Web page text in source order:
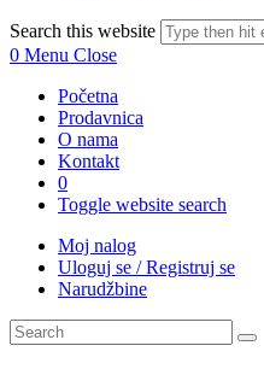
Search this website
0 Menu Close
Početna
Prodavnica
O nama
Kontakt
0
Toggle website search
Moj nalog
Uloguj se / Registruj se
Narudžbine